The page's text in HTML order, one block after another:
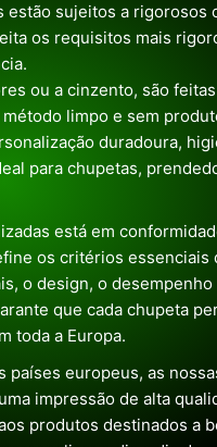
estão sujeitos a rigorosos
os requisitos mais
ou a cinzento, são
limpo e sem
duradoura,
para chupetas,
está em
os critérios essenciais
o design, o desempenho
que cada chupeta
toda a Europa.
países europeus, as
impressão de alta
produtos destinados a